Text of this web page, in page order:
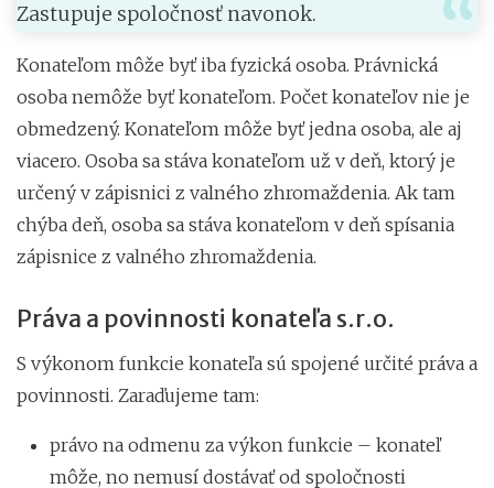
Zastupuje spoločnosť navonok.
Konateľom môže byť iba fyzická osoba. Právnická
osoba nemôže byť konateľom. Počet konateľov nie je
obmedzený. Konateľom môže byť jedna osoba, ale aj
viacero. Osoba sa stáva konateľom už v deň, ktorý je
určený v zápisnici z valného zhromaždenia. Ak tam
chýba deň, osoba sa stáva konateľom v deň spísania
zápisnice z valného zhromaždenia.
Práva a povinnosti konateľa s.r.o.
S výkonom funkcie konateľa sú spojené určité práva a
povinnosti. Zaraďujeme tam:
právo na odmenu za výkon funkcie – konateľ
môže, no nemusí dostávať od spoločnosti